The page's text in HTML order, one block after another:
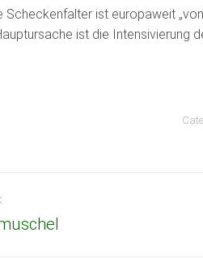
Scheckenfalter ist europaweit
ist die Intensivierung